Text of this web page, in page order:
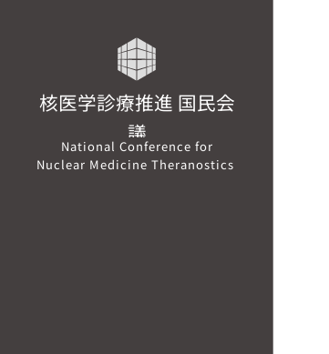
核医学診療推進 国民会
議
National Conference for
Nuclear Medicine Theranostics